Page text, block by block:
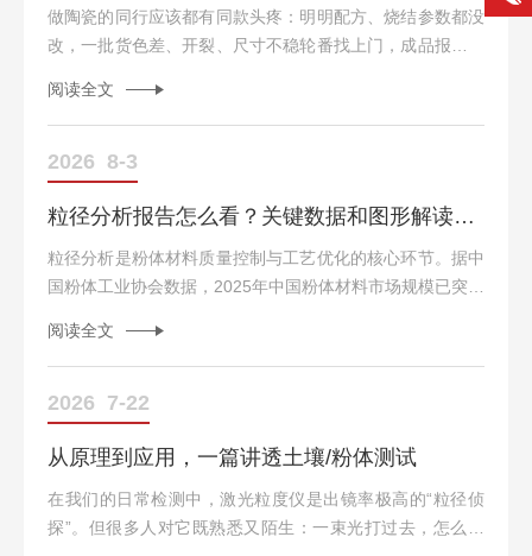
做陶瓷的同行应该都有同款头疼：明明配方、烧结参数都没
改，一批货色差、开裂、尺寸不稳轮番找上门，成品报废率
调成型设备，但很少有人意识到——麻烦早在原料粉体阶段
就埋下了隐患。陶瓷成品的力学、外观、热学性能，核心决
定权不在烧结，而在粉体本身：颗粒大小、粒径分布、颗粒
形貌、分散状态，从根源影响堆积密度、烧结均匀度。只盯
着后端成品检测，完全是舍本逐末。粉体前处理：别让取
阅读全文
2026 8-3
粒径分析报告怎么看？关键数据和图形解读方法
粒径分析是粉体材料质量控制与工艺优化的核心环节。据中
国粉体工业协会数据，2025年中国粉体材料市场规模已突破
品加工等数十个行业。粒径分布直接影响材料的溶解速率、
反应活性、流动性、堆积行为及批次一致性。在锂电池正极
材料领域，粒径控制在1-10微米可平衡离子传输速率与振实
密度；在制药行业，药物颗粒的粒径直接影响其溶解速率和
体内吸收效率。随着新能源、半导体、医药等高档制造业的
阅读全文
2026 7-22
从原理到应用，一篇讲透土壤/粉体测试
在我们的日常检测中，激光粒度仪是出镜率极高的“粒径侦
探”。但很多人对它既熟悉又陌生：一束光打过去，怎么就